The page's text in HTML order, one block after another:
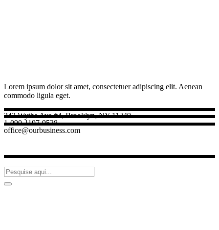
Lorem ipsum dolor sit amet, consectetuer adipiscing elit. Aenean
commodo ligula eget.
242 Wythe Ave #4, Brooklyn, NY 11249
1-090-1197-9528
office@ourbusiness.com